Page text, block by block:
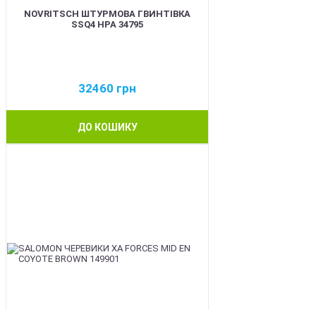
NOVRITSCH ШТУРМОВА ГВИНТІВКА
SSQ4 HPA 34795
32460 грн
ДО КОШИКУ